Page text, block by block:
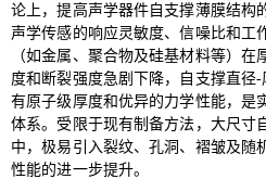
论上，提高声学器件自支撑薄膜结构
声学传感的响应灵敏度、信噪比和工
（如金属、聚合物及硅基材料等）
度和断裂强度急剧下降，自支撑直径
有原子级厚度和优异的力学性能，是
体系。受限于现有制备方法，大尺寸
中，极易引入裂纹、孔洞、褶皱及随
性能的进一步提升。